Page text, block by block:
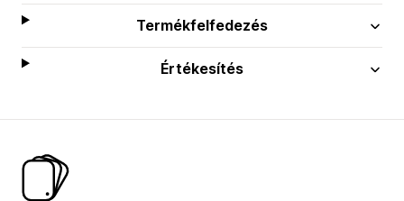
Termékfelfedezés
Értékesítés